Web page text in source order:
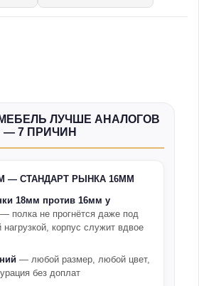
ЛУЧШЕ АНАЛОГОВ
— 7 ПРИЧИН
— СТАНДАРТ РЫНКА 16ММ
18мм против 16мм у
— полка не прогнётся даже под
корпус служит вдвое
— любой размер, любой цвет,
без доплат